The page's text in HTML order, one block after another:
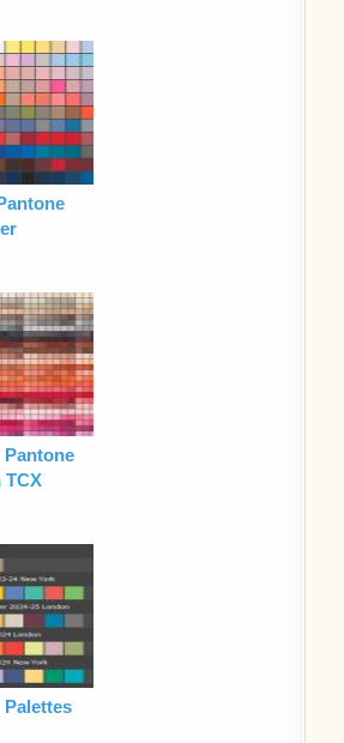
Pantone
TCX
Palettes